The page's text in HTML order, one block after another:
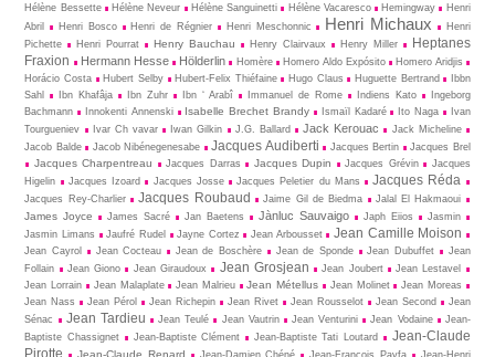
Hélène Bessette
Hélène Neveur Hélène Sanguinetti Hélène Vacaresco Hemingway
Henri
Abril
Henri Bosco Henri de Régnier Henri Meschonnic Henri Michaux
Henri
Pichette
Henri Pourrat Henry Bauchau Henry Clairvaux Henry Miller
Heptanes
Fraxion
Hermann Hesse Hölderlin Homère Homero Aldo Expósito
Homero Aridjis
Horácio Costa
Hubert Selby Hubert-Felix Thiéfaine Hugo Claus Huguette Bertrand
Ibbn
Sahl
Ibn Khafâja Ibn Zuhr Ibn ‘ Arabî Immanuel de Rome Indiens Kato
Ingeborg
Bachmann
Innokenti Annenski Isabelle Brechet Brandy Ismaïl Kadaré Ito Naga
Ivan
Tourgueniev
Ivar Ch vavar Iwan Gilkin J.G. Ballard Jack Kerouac
Jack Micheline
Jacob Balde
Jacob Nibénegenesabe Jacques Audiberti Jacques Bertin Jacques Brel
Jacques Charpentreau Jacques Darras Jacques Dupin Jacques Grévin
Jacques
Higelin
Jacques Izoard Jacques Josse Jacques Peletier du Mans Jacques Réda
Jacques Rey-Charlier Jacques Roubaud Jaime Gil de Biedma Jalal El Hakmaoui
James Joyce James Sacré Jan Baetens Jànluc Sauvaigo Japh Eiios
Jasmin
Jasmin Limans
Jaufré Rudel Jayne Cortez Jean Arbousset Jean Camille Moison
Jean Cayrol Jean Cocteau Jean de Boschère Jean de Sponde Jean Dubuffet
Jean
Follain
Jean Giono Jean Giraudoux Jean Grosjean Jean Joubert
Jean Lestavel
Jean Lorrain
Jean Malaplate Jean Malrieu Jean Métellus Jean Molinet
Jean Moreas
Jean Nass
Jean Pérol Jean Richepin Jean Rivet Jean Rousselot Jean Second
Jean
Sénac
Jean Tardieu Jean Teulé Jean Vautrin Jean Venturini Jean Vodaine
Jean-
Baptiste Chassignet
Jean-Baptiste Clément Jean-Baptiste Tati Loutard
Jean-Claude
Pirotte
Jean-Claude Renard Jean-Damien Chéné Jean-François Payfa
Jean-Henri